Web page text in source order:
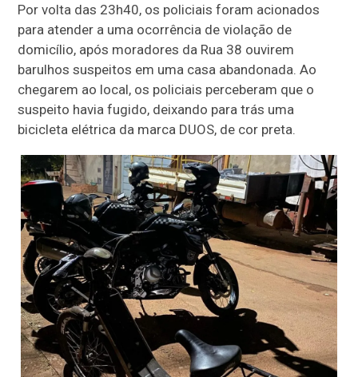
Por volta das 23h40, os policiais foram acionados
para atender a uma ocorrência de violação de
domicílio, após moradores da Rua 38 ouvirem
barulhos suspeitos em uma casa abandonada.Ao
chegarem ao local, os policiais perceberam que o
suspeito havia fugido, deixando para trás uma
bicicleta elétrica da marca DUOS, de cor preta.